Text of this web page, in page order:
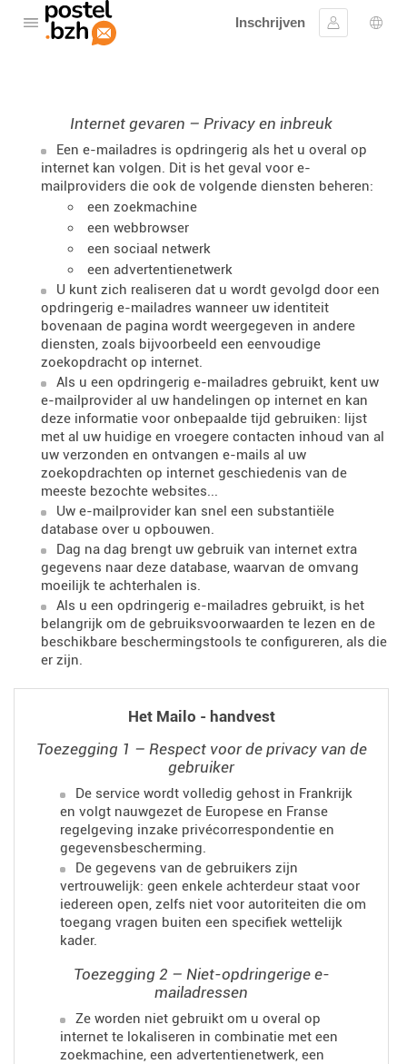
Open het menu
Inschrijven
Aanmelden
Taal
Internet gevaren – Privacy en inbreuk
Een e-mailadres is opdringerig als het u overal op
internet kan volgen. Dit is het geval voor e-
mailproviders die ook de volgende diensten beheren:
een zoekmachine
een webbrowser
een sociaal netwerk
een advertentienetwerk
U kunt zich realiseren dat u wordt gevolgd door een
opdringerig e-mailadres wanneer uw identiteit
bovenaan de pagina wordt weergegeven in andere
diensten, zoals bijvoorbeeld een eenvoudige
zoekopdracht op internet.
Als u een opdringerig e-mailadres gebruikt, kent uw
e-mailprovider al uw handelingen op internet en kan
deze informatie voor onbepaalde tijd gebruiken: lijst
met al uw huidige en vroegere contacten inhoud van al
uw verzonden en ontvangen e-mails al uw
zoekopdrachten op internet geschiedenis van de
meeste bezochte websites...
Uw e-mailprovider kan snel een substantiële
database over u opbouwen.
Dag na dag brengt uw gebruik van internet extra
gegevens naar deze database, waarvan de omvang
moeilijk te achterhalen is.
Als u een opdringerig e-mailadres gebruikt, is het
belangrijk om de gebruiksvoorwaarden te lezen en de
beschikbare beschermingstools te configureren, als die
er zijn.
Het Mailo - handvest
Toezegging 1 – Respect voor de privacy van de
gebruiker
De service wordt volledig gehost in Frankrijk
en volgt nauwgezet de Europese en Franse
regelgeving inzake privécorrespondentie en
gegevensbescherming.
De gegevens van de gebruikers zijn
vertrouwelijk: geen enkele achterdeur staat voor
iedereen open, zelfs niet voor autoriteiten die om
toegang vragen buiten een specifiek wettelijk
kader.
Toezegging 2 – Niet-opdringerige e-
mailadressen
Ze worden niet gebruikt om u overal op
internet te lokaliseren in combinatie met een
zoekmachine, een advertentienetwerk, een